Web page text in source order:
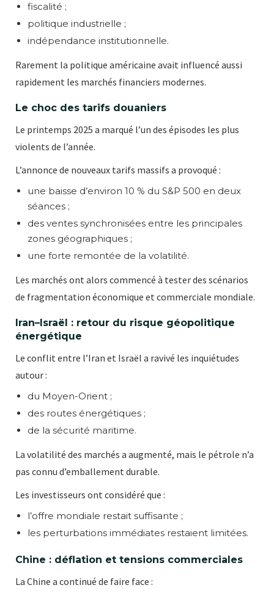
fiscalité ;
politique industrielle ;
indépendance institutionnelle.
Rarement la politique américaine avait influencé aussi
rapidement les marchés financiers modernes.
Le choc des tarifs douaniers
Le printemps 2025 a marqué l’un des épisodes les plus
violents de l’année.
L’annonce de nouveaux tarifs massifs a provoqué :
une baisse d’environ 10 % du S&P 500 en deux
séances ;
des ventes synchronisées entre les principales
zones géographiques ;
une forte remontée de la volatilité.
Les marchés ont alors commencé à tester des scénarios
de fragmentation économique et commerciale mondiale.
Iran–Israël : retour du risque géopolitique
énergétique
Le conflit entre l’Iran et Israël a ravivé les inquiétudes
autour :
du Moyen-Orient ;
des routes énergétiques ;
de la sécurité maritime.
La volatilité des marchés a augmenté, mais le pétrole n’a
pas connu d’emballement durable.
Les investisseurs ont considéré que :
l’offre mondiale restait suffisante ;
les perturbations immédiates restaient limitées.
Chine : déflation et tensions commerciales
La Chine a continué de faire face :